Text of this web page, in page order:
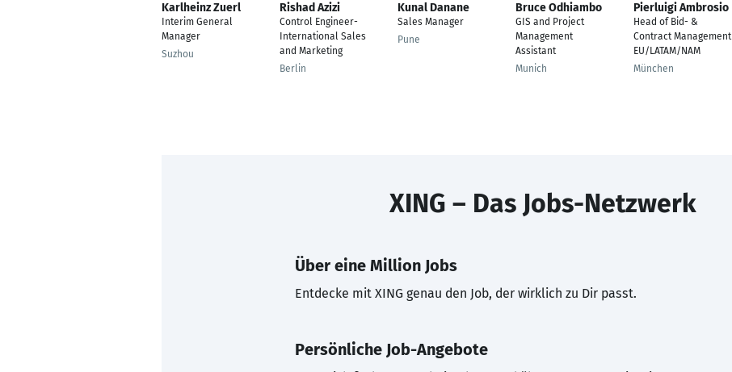
Karlheinz Zuerl
Interim General
Manager
Suzhou
Rishad Azizi
Control Engineer-
International Sales
and Marketing
Berlin
Kunal Danane
Sales Manager
Pune
Bruce Odhiambo
GIS and Project
Management
Assistant
Munich
Pierluigi Ambrosio
Head of Bid- &
Contract Management
EU/LATAM/NAM
München
XING – Das Jobs-Netzwerk
Über eine Million Jobs
Entdecke mit XING genau den Job, der wirklich zu Dir passt.
Persönliche Job-Angebote